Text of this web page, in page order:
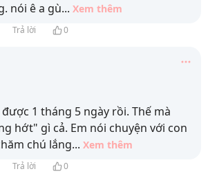
nói ê a gù... Xem thêm
Trả lời 0
1 tháng 5 ngày rồi. Thế mà
hớt" gì cả. Em nói chuyện với con
chú lắng... Xem thêm
Trả lời 0